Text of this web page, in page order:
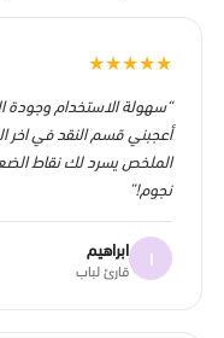
★
★
★
★
★
“سهولة الاستخدام وجودة
أعجبني قسم النقد في
الملخص يسرد لك نقاط
نجوم!”
ا ابراهيم
قارئ لباب